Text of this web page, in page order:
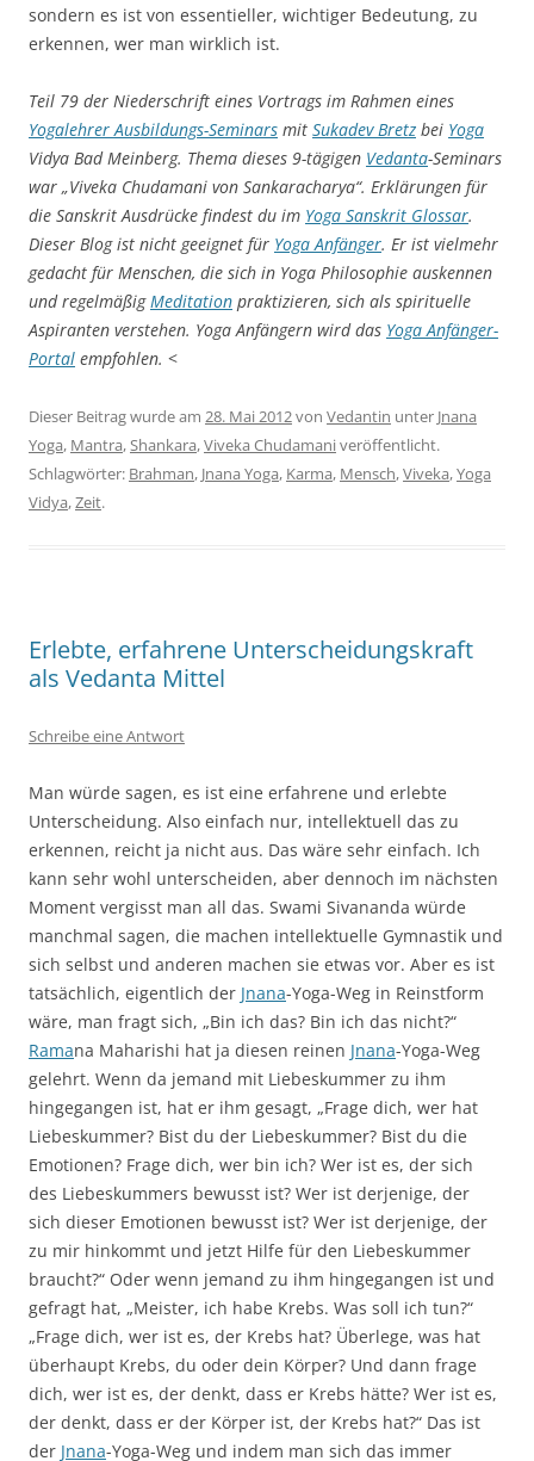
sondern es ist von essentieller, wichtiger Bedeutung, zu
erkennen, wer man wirklich ist.
Teil 79 der Niederschrift eines Vortrags im Rahmen eines
Yogalehrer Ausbildungs-Seminars mit Sukadev Bretz bei Yoga
Vidya Bad Meinberg. Thema dieses 9-tägigen Vedanta-Seminars
war „Viveka Chudamani von Sankaracharya“. Erklärungen für
die Sanskrit Ausdrücke findest du im Yoga Sanskrit Glossar.
Dieser Blog ist nicht geeignet für Yoga Anfänger. Er ist vielmehr
gedacht für Menschen, die sich in Yoga Philosophie auskennen
und regelmäßigMeditation praktizieren, sich als spirituelle
Aspiranten verstehen. Yoga Anfängern wird das Yoga Anfänger-
Portal empfohlen. <
Dieser Beitrag wurde am 28. Mai 2012von Vedantin unter Jnana
Yoga, Mantra,Shankara,Viveka Chudamaniveröffentlicht.
Schlagwörter: Brahman, Jnana Yoga, Karma, Mensch,Viveka,Yoga
Vidya,Zeit.
Erlebte, erfahrene Unterscheidungskraft
als Vedanta Mittel
Schreibe eine Antwort
Man würde sagen, es ist eine erfahrene und erlebte
Unterscheidung. Also einfach nur, intellektuell das zu
erkennen, reicht ja nicht aus. Das wäre sehr einfach. Ich
kann sehr wohl unterscheiden, aber dennoch im nächsten
Moment vergisst man all das. Swami Sivananda würde
manchmal sagen, die machen intellektuelle Gymnastik und
sich selbst und anderen machen sie etwas vor. Aber es ist
tatsächlich, eigentlich der Jnana-Yoga-Weg in Reinstform
wäre, man fragt sich, „Bin ich das? Bin ich das nicht?“
Ramana Maharishi hat ja diesen reinen Jnana-Yoga-Weg
gelehrt. Wenn da jemand mit Liebeskummer zu ihm
hingegangen ist, hat er ihm gesagt, „Frage dich, wer hat
Liebeskummer? Bist du der Liebeskummer? Bist du die
Emotionen? Frage dich, wer bin ich? Wer ist es, der sich
des Liebeskummers bewusst ist? Wer ist derjenige, der
sich dieser Emotionen bewusst ist? Wer ist derjenige, der
zu mir hinkommt und jetzt Hilfe für den Liebeskummer
braucht?“ Oder wenn jemand zu ihm hingegangen ist und
gefragt hat, „Meister, ich habe Krebs. Was soll ich tun?“
„Frage dich, wer ist es, der Krebs hat? Überlege, was hat
überhaupt Krebs, du oder dein Körper? Und dann frage
dich, wer ist es, der denkt, dass er Krebs hätte? Wer ist es,
der denkt, dass er der Körper ist, der Krebs hat?“ Das ist
der Jnana-Yoga-Weg und indem man sich das immer